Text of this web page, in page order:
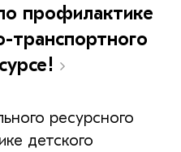
профилактике
транспортного
ресурсного
детского